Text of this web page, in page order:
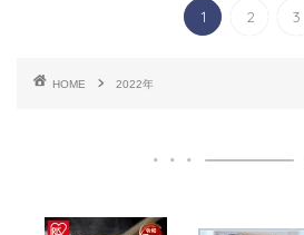
1 2 3
HOME 2022年